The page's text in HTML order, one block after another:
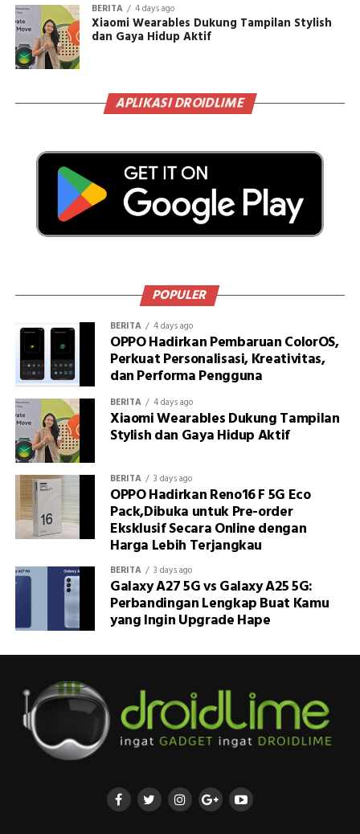
BERITA 4 days ago
Xiaomi Wearables Dukung Tampilan Stylish
dan Gaya Hidup Aktif
APLIKASI DROIDLIME
POPULER
BERITA 4 days ago
OPPO Hadirkan Pembaruan ColorOS,
Perkuat Personalisasi, Kreativitas,
dan Performa Pengguna
BERITA 4 days ago
Xiaomi Wearables Dukung Tampilan
Stylish dan Gaya Hidup Aktif
BERITA 3 days ago
OPPO Hadirkan Reno16 F 5G Eco
Pack,Dibuka untuk Pre-order
Eksklusif Secara Online dengan
Harga Lebih Terjangkau
BERITA 3 days ago
Galaxy A27 5G vs Galaxy A25 5G:
Perbandingan Lengkap Buat Kamu
yang Ingin Upgrade Hape